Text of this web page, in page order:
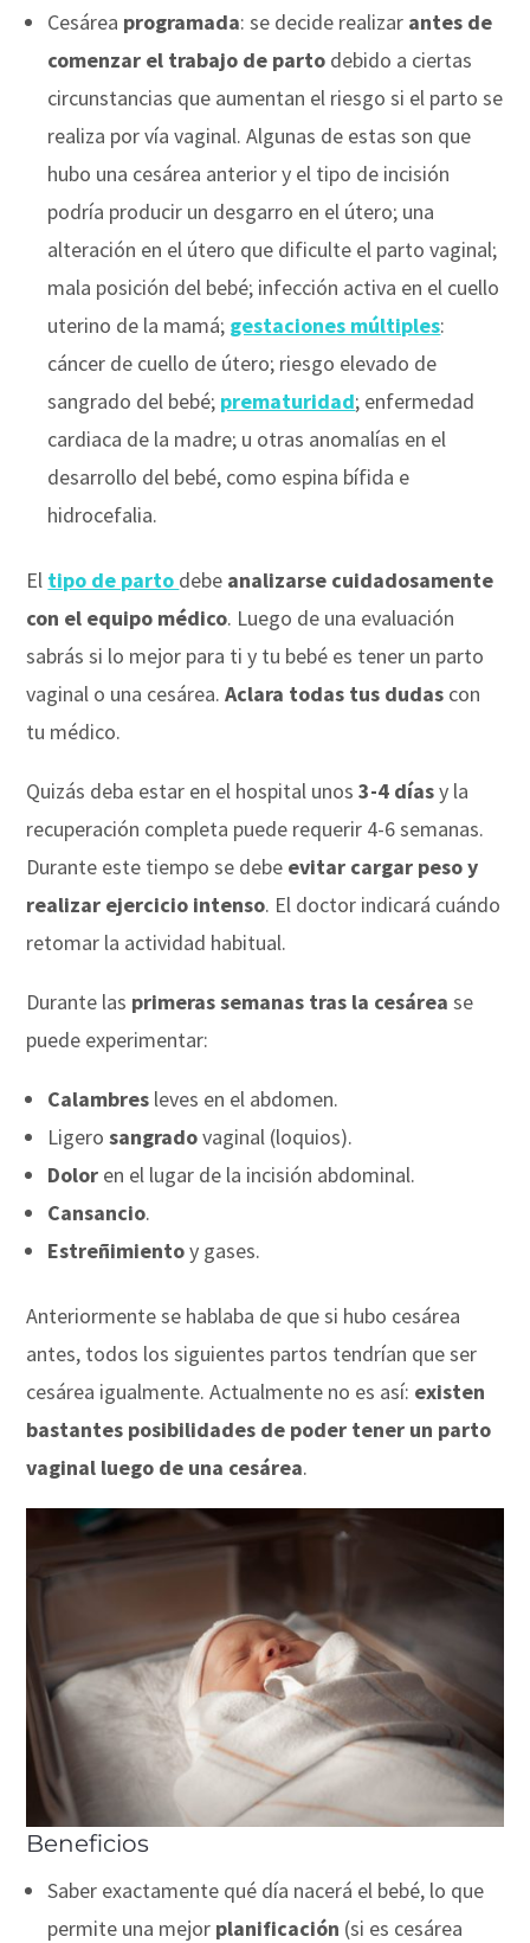
Cesárea programada: se decide realizar antes de
comenzar el trabajo de parto debido a ciertas
circunstancias que aumentan el riesgo si el parto se
realiza por vía vaginal. Algunas de estas son que
hubo una cesárea anterior y el tipo de incisión
podría producir un desgarro en el útero; una
alteración en el útero que dificulte el parto vaginal;
mala posición del bebé; infección activa en el cuello
uterino de la mamá; gestaciones múltiples:
cáncer de cuello de útero; riesgo elevado de
sangrado del bebé; prematuridad; enfermedad
cardiaca de la madre; u otras anomalías en el
desarrollo del bebé, como espina bífida e
hidrocefalia.
El tipo de parto debe analizarse cuidadosamente
con el equipo médico. Luego de una evaluación
sabrás si lo mejor para ti y tu bebé es tener un parto
vaginal o una cesárea.Aclara todas tus dudas con
tu médico.
Quizás deba estar en el hospital unos3-4 díasy la
recuperación completa puede requerir 4-6 semanas.
Durante este tiempo se debe evitar cargar peso y
realizar ejercicio intenso. El doctor indicará cuándo
retomar la actividad habitual.
Durante las primeras semanas tras la cesárea se
puede experimentar:
Calambres leves en el abdomen.
Ligerosangradovaginal (loquios).
Dolor en el lugar de la incisión abdominal.
Cansancio.
Estreñimientoy gases.
Anteriormente se hablaba de que si hubo cesárea
antes, todos los siguientes partos tendrían que ser
cesárea igualmente. Actualmente no es así: existen
bastantes posibilidades de poder tener un parto
vaginal luego de una cesárea.
Beneficios
Saber exactamente qué día nacerá el bebé, lo que
permite una mejor planificación (si es cesárea